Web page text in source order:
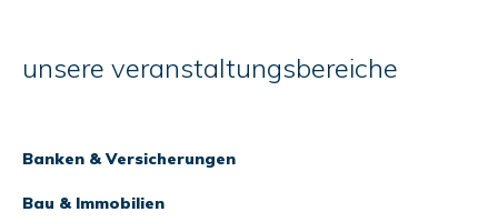
unsere veranstaltungsbereiche
Banken & Versicherungen
Bau & Immobilien